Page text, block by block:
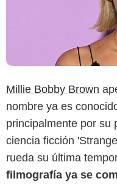
Millie Bobby Brown
nombre ya es
principalmente por su
ciencia ficción
rueda su última
filmografía ya se